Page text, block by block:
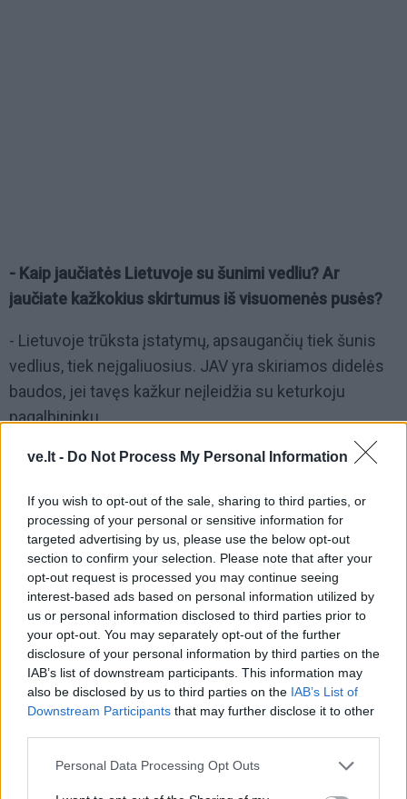
ve.lt - Do Not Process My Personal Information
If you wish to opt-out of the sale, sharing to third parties, or
processing of your personal or sensitive information for
targeted advertising by us, please use the below opt-out
section to confirm your selection. Please note that after your
opt-out request is processed you may continue seeing
interest-based ads based on personal information utilized by
us or personal information disclosed to third parties prior to
your opt-out. You may separately opt-out of the further
disclosure of your personal information by third parties on the
IAB’s list of downstream participants. This information may
also be disclosed by us to third parties on the IAB’s List of
Downstream Participants that may further disclose it to other
Personal Data Processing Opt Outs
- Kaip jaučiatės Lietuvoje su šunimi vedliu? Ar
jaučiate kažkokius skirtumus iš visuomenės pusės?
- Lietuvoje trūksta įstatymų, apsaugančių tiek šunis
vedlius, tiek neįgaliuosius. JAV yra skiriamos didelės
baudos, jei tavęs kažkur neįleidžia su keturkoju
pagalbininku.
Nutikus tokiam incidentui, gali kviesti policiją, jog šie
negalios ar uždrausti darbe būti su šuniu vedliu.
Taip pat keturkojis pagalbininkas turi asistuojančio
žmogaus statusą, tad jį sužalojus, kaltininkas
baudžiamas tokiomis pačiomis teisinėmis
priemonėmis kaip ir už žmogaus sužalojimą.